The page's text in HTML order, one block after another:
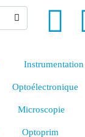
Instrumentation
Optoélectronique
Microscopie
Optoprim